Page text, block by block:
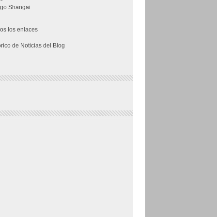
Shangai
los enlaces
de Noticias del Blog